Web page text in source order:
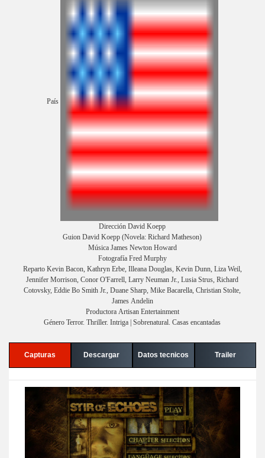
País
Dirección David Koepp
Guion David Koepp (Novela: Richard Matheson)
Música James Newton Howard
Fotografía Fred Murphy
Reparto Kevin Bacon, Kathryn Erbe, Illeana Douglas, Kevin Dunn, Liza Weil,
Jennifer Morrison, Conor O'Farrell, Larry Neuman Jr., Lusia Strus, Richard
Cotovsky, Eddie Bo Smith Jr., Duane Sharp, Mike Bacarella, Christian Stolte,
James Andelin
Productora Artisan Entertainment
Género Terror. Thriller. Intriga | Sobrenatural. Casas encantadas
Capturas Descargar Datos tecnicos Trailer